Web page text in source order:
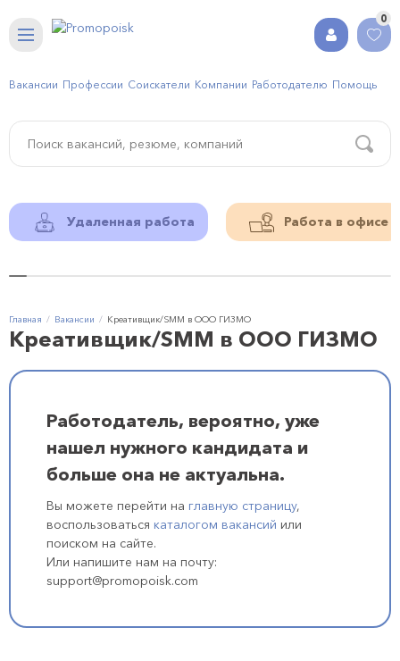
0
Вакансии Профессии Соискатели Компании Работодателю Помощь
Удаленная работа Работа в офисе
Главная Вакансии Креативщик/SMM в ООО ГИЗМО
Креативщик/SMM в ООО ГИЗМО
Работодатель, вероятно, уже
нашел нужного кандидата и
больше она не актуальна.
Вы можете перейти на главную страницу,
воспользоваться каталогом вакансий или
поиском на сайте.
Или напишите нам на почту:
support@promopoisk.com